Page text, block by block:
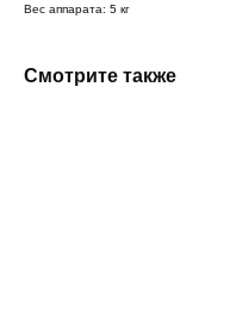
Вес аппарата: 5 кг
Смотрите также